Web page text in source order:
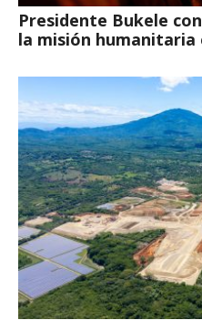
Presidente Bukele
la misión humanitaria